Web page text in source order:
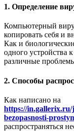
1. Определение
Компьютерный
копировать себя и
Как и
одного устройства
различные
2. Способы
Как написано на
https://in.gallerix.ru/
bezopasnosti-
распространяться